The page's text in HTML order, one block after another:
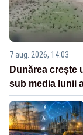
7 aug. 2026, 14:03
Dunărea crește
sub media lunii